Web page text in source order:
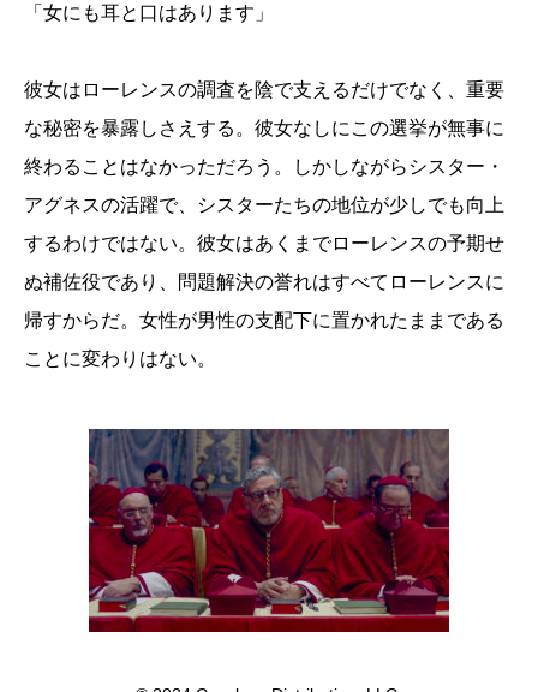
「女にも耳と口はあります」
彼女はローレンスの調査を陰で支えるだけでなく、重要
な秘密を暴露しさえする。彼女なしにこの選挙が無事に
終わることはなかっただろう。しかしながらシスター・
アグネスの活躍で、シスターたちの地位が少しでも向上
するわけではない。彼女はあくまでローレンスの予期せ
ぬ補佐役であり、問題解決の誉れはすべてローレンスに
帰すからだ。女性が男性の支配下に置かれたままである
ことに変わりはない。